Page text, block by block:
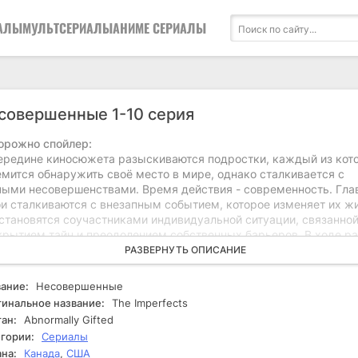
МУЛЬТСЕРИАЛЫАНИМЕ СЕРИАЛЫ
1-10 серия
спойлер:
киносюжета разыскиваются подростки, каждый из
обнаружить своё место в мире, однако сталкивается с
несовершенствами. Время действия - современность.
сталкиваются с внезапным событием, которое изменяет их
соучастниками индивидуальной ситуации,
тайн и преодолением собственных барьеров. В ходе
герои начинают осознавать свои внутренние конфликты и
сложные взаимоотношения с окружающими. Они
с различными препятствиями, включая личные страхи
Каждый из них проходит через решающие моменты,
заставляют их пересмотреть свои представления о жизни и
значит быть совершенным. Интригующие повороты событий
между персонажами увеличивают напряжение, и
РАЗВЕРНУТЬ ОПИСАНИЕ
Несовершенные
название:
The Imperfects
Abnormally Gifted
Сериалы
Канада, США